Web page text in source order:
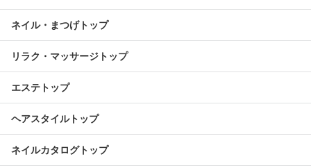
ネイル・まつげトップ
リラク・マッサージトップ
エステトップ
ヘアスタイルトップ
ネイルカタログトップ